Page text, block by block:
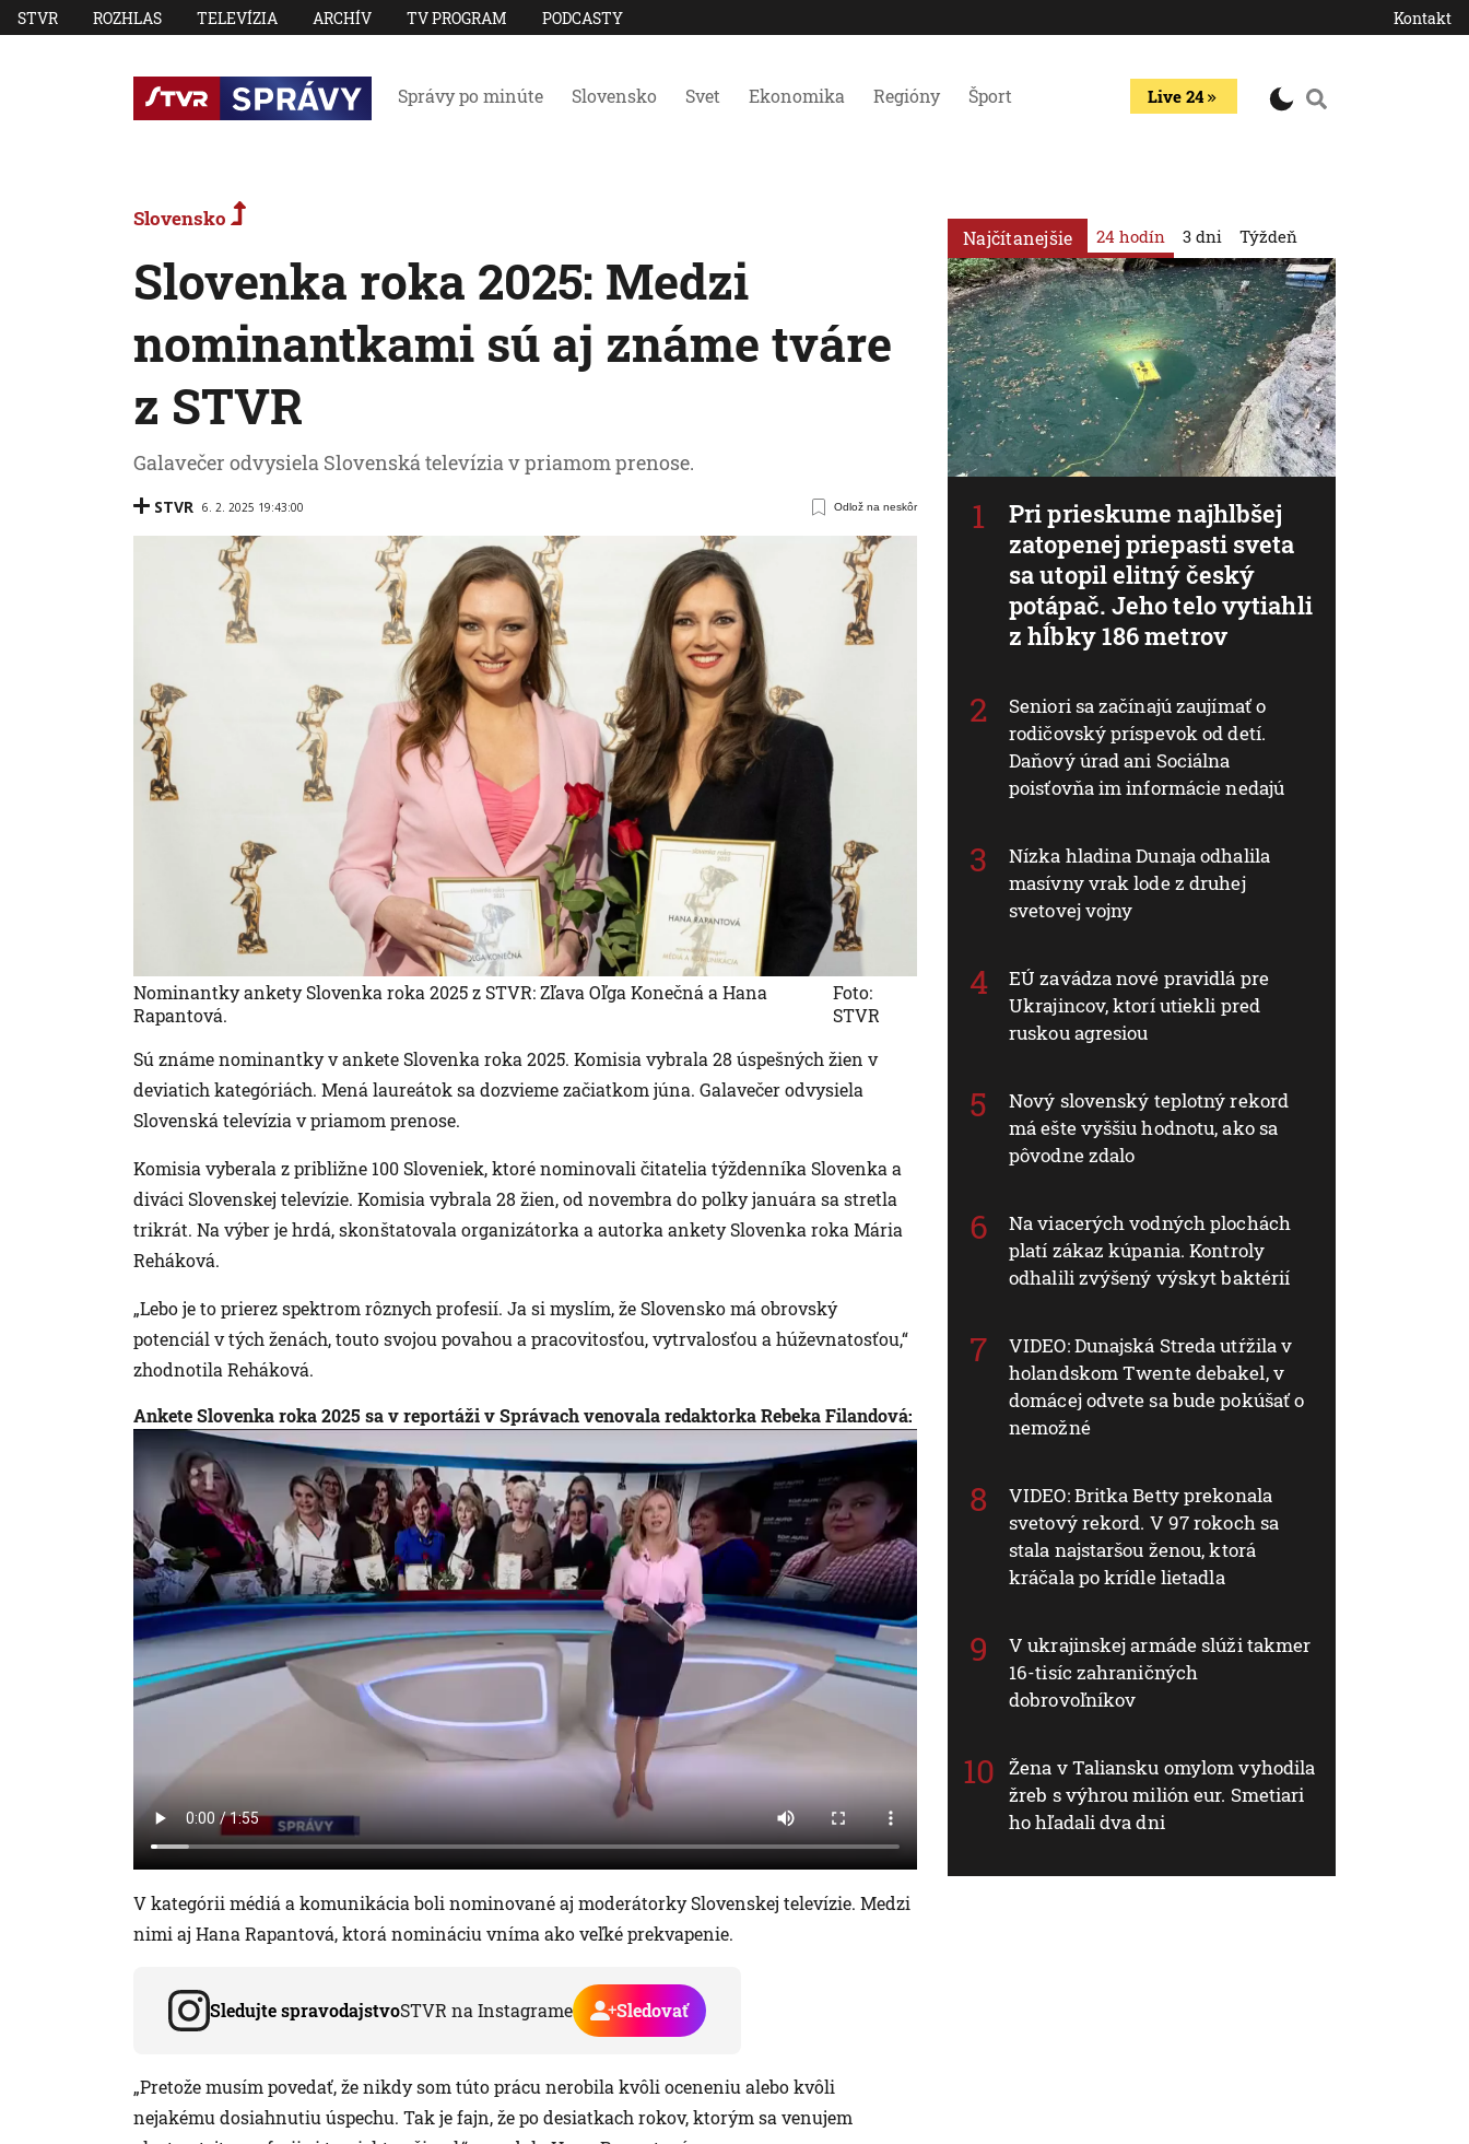
STVR ROZHLAS TELEVÍZIA ARCHÍV TV PROGRAM PODCASTY Kontakt
Správy po minúte Slovensko Svet Ekonomika Regióny Šport Live 24
Slovensko
Slovenka roka 2025: Medzi
nominantkami sú aj známe tváre
z STVR
Galavečer odvysiela Slovenská televízia v priamom prenose.
STVR 6. 2. 2025 19:43:00 Odlož na neskôr
Nominantky ankety Slovenka roka 2025 z STVR: Zľava Oľga Konečná a Hana
Rapantová.
Foto:
STVR
Sú známe nominantky v ankete Slovenka roka 2025. Komisia vybrala 28 úspešných žien v
deviatich kategóriách. Mená laureátok sa dozvieme začiatkom júna. Galavečer odvysiela
Slovenská televízia v priamom prenose.
Komisia vyberala z približne 100 Sloveniek, ktoré nominovali čitatelia týždenníka Slovenka a
diváci Slovenskej televízie. Komisia vybrala 28 žien, od novembra do polky januára sa stretla
trikrát. Na výber je hrdá, skonštatovala organizátorka a autorka ankety Slovenka roka Mária
Reháková.
„Lebo je to prierez spektrom rôznych profesií. Ja si myslím, že Slovensko má obrovský
potenciál v tých ženách, touto svojou povahou a pracovitosťou, vytrvalosťou a húževnatosťou,“
zhodnotila Reháková.
Ankete Slovenka roka 2025 sa v reportáži v Správach venovala redaktorka Rebeka Filandová:
V kategórii médiá a komunikácia boli nominované aj moderátorky Slovenskej televízie. Medzi
nimi aj Hana Rapantová, ktorá nomináciu vníma ako veľké prekvapenie.
Sledujte spravodajstvoSTVR na Instagrame Sledovať
„Pretože musím povedať, že nikdy som túto prácu nerobila kvôli oceneniu alebo kvôli
nejakému dosiahnutiu úspechu. Tak je fajn, že po desiatkach rokov, ktorým sa venujem
Najčítanejšie 24 hodín
Pri prieskume najhlbšej
zatopenej priepasti sveta
sa utopil elitný český
potápač. Jeho telo vytiahli
z hĺbky 186 metrov
Seniori sa začínajú zaujímať o
rodičovský príspevok od detí.
Daňový úrad ani Sociálna
poisťovňa im informácie nedajú
Nízka hladina Dunaja odhalila
masívny vrak lode z druhej
svetovej vojny
EÚ zavádza nové pravidlá pre
Ukrajincov, ktorí utiekli pred
ruskou agresiou
Nový slovenský teplotný rekord
má ešte vyššiu hodnotu, ako sa
pôvodne zdalo
Na viacerých vodných plochách
platí zákaz kúpania. Kontroly
odhalili zvýšený výskyt baktérií
VIDEO: Dunajská Streda utŕžila v
holandskom Twente debakel, v
domácej odvete sa bude pokúšať o
nemožné
VIDEO: Britka Betty prekonala
svetový rekord. V 97 rokoch sa
stala najstaršou ženou, ktorá
kráčala po krídle lietadla
V ukrajinskej armáde slúži takmer
16-tisíc zahraničných
dobrovoľníkov
Žena v Taliansku omylom vyhodila
žreb s výhrou milión eur. Smetiari
ho hľadali dva dni
3 dni Týždeň